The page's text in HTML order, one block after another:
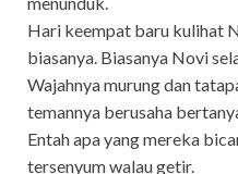
Hari keempat baru kulihat
biasanya. Biasanya Novi
Wajahnya murung dan
temannya berusaha
Entah apa yang mereka
tersenyum walau getir.